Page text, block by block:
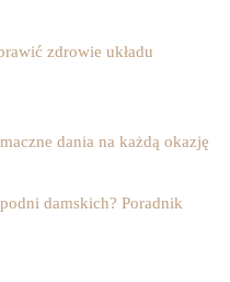
zdrowie układu
dania na każdą okazję
damskich? Poradnik